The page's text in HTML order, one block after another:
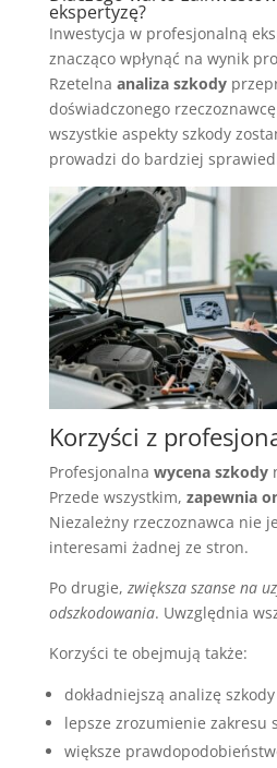
ekspertyzę?
Inwestycja w profesjonalną
znacząco wpłynąć na wynik
Rzetelna analiza szkody
doświadczonego
wszystkie aspekty szkody
prowadzi do bardziej
Korzyści z
Profesjonalna wycena szkody
Przede wszystkim, zapewnia
Niezależny rzeczoznawca nie
interesami żadnej ze stron.
Po drugie, zwiększa szanse na
odszkodowania. Uwzględnia
Korzyści te obejmują także:
dokładniejszą analizę szkody
lepsze zrozumienie zakresu
większe